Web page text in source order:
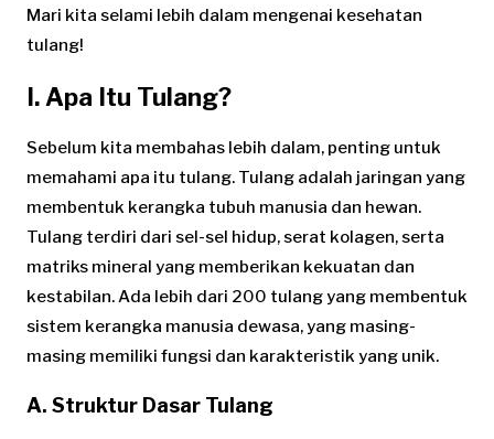
Mari kita selami lebih dalam mengenai kesehatan
tulang!
I. Apa Itu Tulang?
Sebelum kita membahas lebih dalam, penting untuk
memahami apa itu tulang. Tulang adalah jaringan yang
membentuk kerangka tubuh manusia dan hewan.
Tulang terdiri dari sel-sel hidup, serat kolagen, serta
matriks mineral yang memberikan kekuatan dan
kestabilan. Ada lebih dari 200 tulang yang membentuk
sistem kerangka manusia dewasa, yang masing-
masing memiliki fungsi dan karakteristik yang unik.
A. Struktur Dasar Tulang